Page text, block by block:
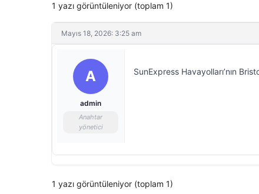
1 yazı görüntüleniyor (toplam 1)
Mayıs 18, 2026: 3:25 am
A
admin
Anahtar
yönetici
SunExpress Havayolları’nın
1 yazı görüntüleniyor (toplam 1)